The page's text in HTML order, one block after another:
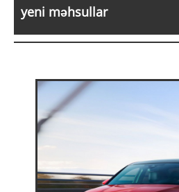
yeni məhsullar